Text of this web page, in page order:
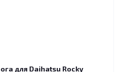
для Daihatsu Rocky